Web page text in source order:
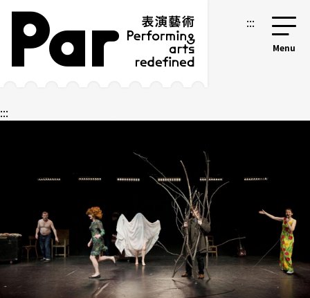
跳到主要内容区块
网站导览 :::
:::